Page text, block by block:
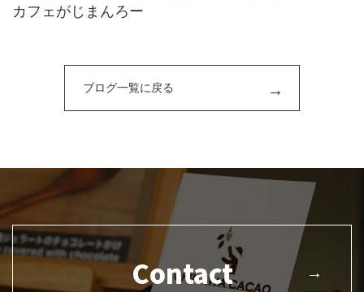
カフェがじまんろー
ブログ一覧に戻る
Contact